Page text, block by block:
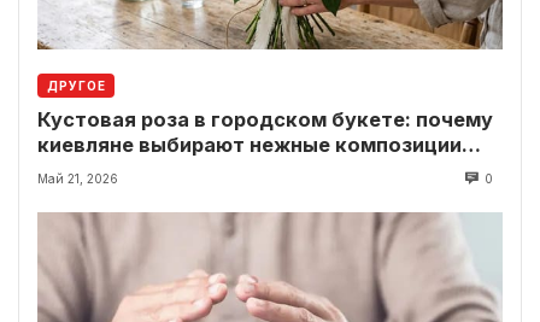
ДРУГОЕ
Кустовая роза в городском букете: почему
киевляне выбирают нежные композиции
вместо классики
Май 21, 2026 0